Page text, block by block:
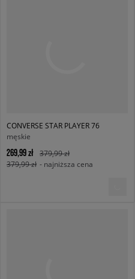
CONVERSE STAR PLAYER 76
męskie
269,99 zł
379,99 zł
379,99 zł - najniższa cena